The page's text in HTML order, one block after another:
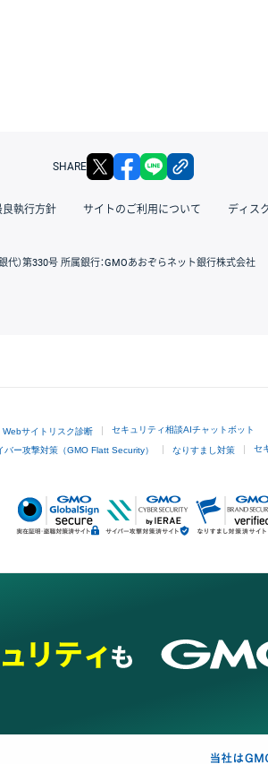
SHARE X facebook
良執行方針 サイトのご利用について ディス
）第330号 所属銀行：GMOあおぞらネット銀行株式会社
Webサイトリスク診断 セキュリティ相談AIチャットボット
バー攻撃対策（GMO Flatt Security） なりすまし対策 セ